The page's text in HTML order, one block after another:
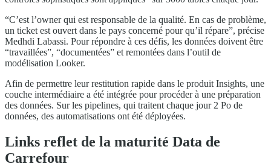
“C’est l’owner qui est responsable de la qualité. En cas de problème,
un ticket est ouvert dans le pays concerné pour qu’il répare”, précise
Medhdi Labassi. Pour répondre à ces défis, les données doivent être
“travaillées”, “documentées” et remontées dans l’outil de
modélisation Looker.
Afin de permettre leur restitution rapide dans le produit Insights, une
couche intermédiaire a été intégrée pour procéder à une préparation
des données. Sur les pipelines, qui traitent chaque jour 2 Po de
données, des automatisations ont été déployées.
Links reflet de la maturité Data de
Carrefour